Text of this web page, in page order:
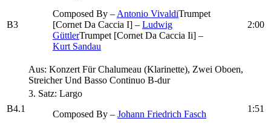
B3
Composed By – Antonio VivaldiTrumpet
[Cornet Da Caccia I] – Ludwig
GüttlerTrumpet [Cornet Da Caccia Ii] –
Kurt Sandau
2:00
Aus: Konzert Für Chalumeau (Klarinette), Zwei Oboen,
Streicher Und Basso Continuo B-dur
B4.1
3. Satz: Largo
Composed By – Johann Friedrich Fasch
1:51